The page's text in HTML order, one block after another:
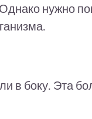
нужно
в боку. Эта